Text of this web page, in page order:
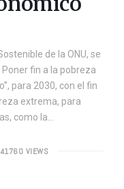
de la ONU, se
fin a la pobreza
para 2030, con el fin
extrema, para
como la…
41760 VIEWS